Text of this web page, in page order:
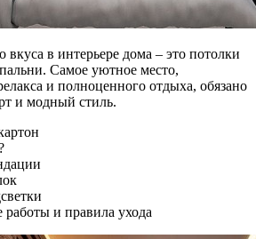
вкуса в интерьере дома – это потолки
Самое уютное место,
и полноценного отдыха, обязано
и модный стиль.
и правила ухода